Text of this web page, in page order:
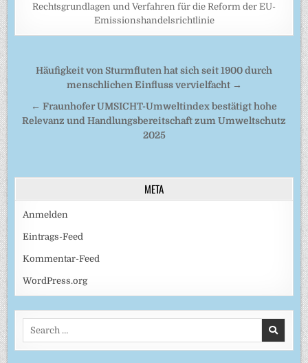
Rechtsgrundlagen und Verfahren für die Reform der EU-
Emissionshandelsrichtlinie
Beitragsnavigation
Häufigkeit von Sturmfluten hat sich seit 1900 durch
menschlichen Einfluss vervielfacht →
← Fraunhofer UMSICHT-Umweltindex bestätigt hohe
Relevanz und Handlungsbereitschaft zum Umweltschutz
2025
META
Anmelden
Eintrags-Feed
Kommentar-Feed
WordPress.org